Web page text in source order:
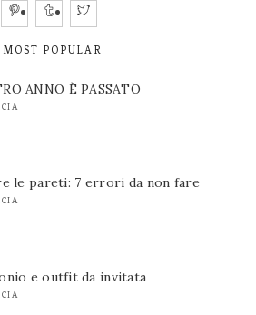
MOST POPULAR
ANNO È PASSATO
le pareti: 7 errori da non fare
e outfit da invitata